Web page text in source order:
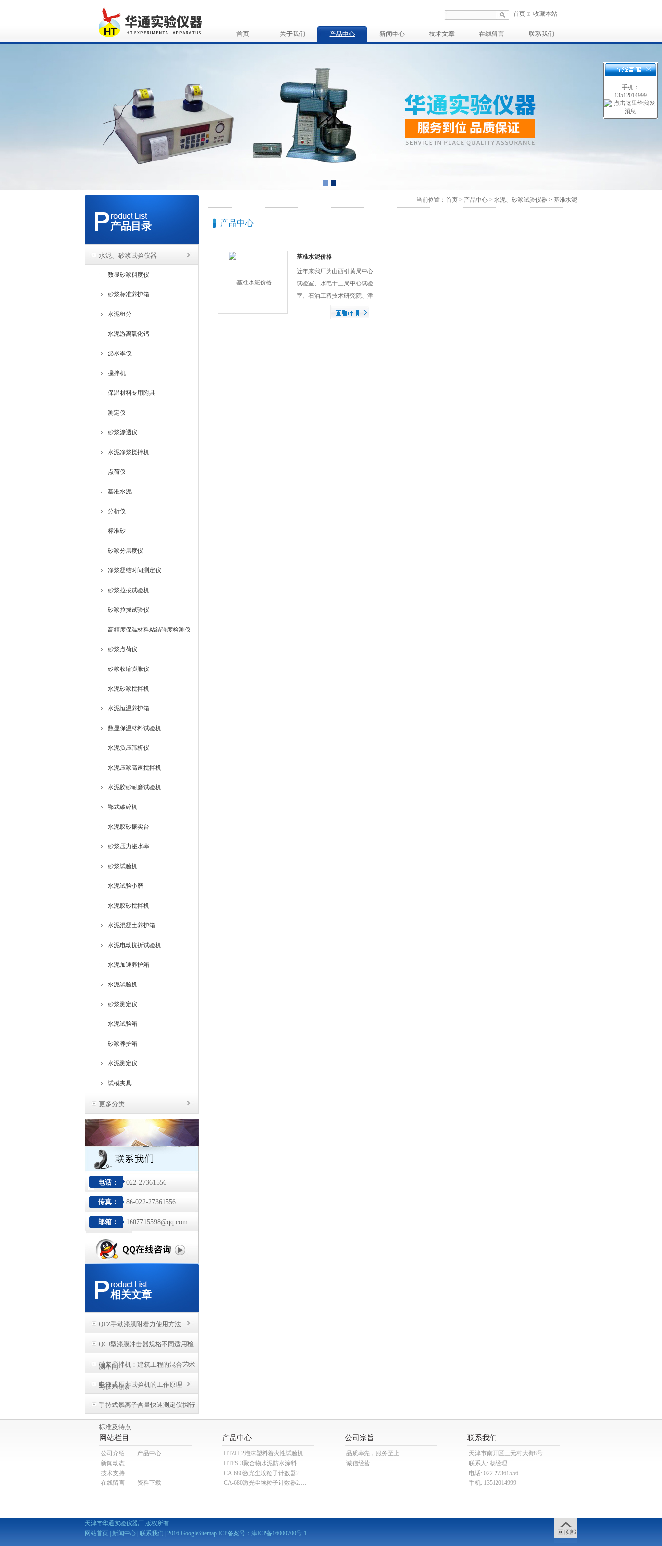
首页 收藏本站
首页 关于我们 产品中心 新闻中心 技术文章 在线留言 联系我们
产品目录
水泥、砂浆试验仪器
数显砂浆稠度仪
砂浆标准养护箱
水泥组分
水泥游离氧化钙
泌水率仪
搅拌机
保温材料专用附具
测定仪
砂浆渗透仪
水泥净浆搅拌机
点荷仪
基准水泥
分析仪
标准砂
砂浆分层度仪
净浆凝结时间测定仪
砂浆拉拔试验机
砂浆拉拔试验仪
高精度保温材料粘结强度检测仪
砂浆点荷仪
砂浆收缩膨胀仪
水泥砂浆搅拌机
水泥恒温养护箱
数显保温材料试验机
水泥负压筛析仪
水泥压浆高速搅拌机
水泥胶砂耐磨试验机
鄂式破碎机
水泥胶砂振实台
砂浆压力泌水率
砂浆试验机
水泥试验小磨
水泥胶砂搅拌机
水泥混凝土养护箱
水泥电动抗折试验机
水泥加速养护箱
水泥试验机
砂浆测定仪
水泥试验箱
砂浆养护箱
水泥测定仪
试模夹具
更多分类
电话： 022-27361556
传真： 86-022-27361556
邮箱： 1607715598@qq.com
相关文章
QFZ手动漆膜附着力使用方法
QCJ型漆膜冲击器规格不同适用检
测不同
砂浆搅拌机：建筑工程的混合艺术
与技术创新
电液式压力试验机的工作原理
手持式氯离子含量快速测定仪执行
标准及特点
当前位置： 首页 > 产品中心 > 水泥、砂浆试验仪器 > 基准水泥
产品中心
基准水泥价格
近年来我厂为山西引黄局中心
试验室、水电十三局中心试验
室、石油工程技术研究院、津
秦高速铁路、水电四局等一系
网站栏目
公司介绍
产品中心
新闻动态
技术支持
在线留言
资料下载
产品中心
HTZH-2泡沫塑料着火性试验机
HTFS-3聚合物水泥防水涂料分散机
CA-680激光尘埃粒子计数器28.3L
CA-680激光尘埃粒子计数器2.83L
公司宗旨
品质率先，服务至上
诚信经营
联系我们
天津市南开区三元村大街8号
联系人: 杨经理
电话: 022-27361556
手机: 13512014999
天津市华通实验仪器厂 版权所有
网站首页
新闻中心 联系我们 | 2016 GoogleSitemap ICP备案号： 津ICP备16000700号-1
手机：
13512014999